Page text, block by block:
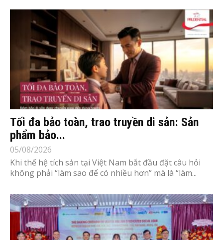
Tối đa bảo toàn, trao truyền di sản: Sản
phẩm bảo...
05/08/2026
Khi thế hệ tích sản tại Việt Nam bắt đầu đặt câu hỏi
không phải “làm sao để có nhiều hơn” mà là “làm...